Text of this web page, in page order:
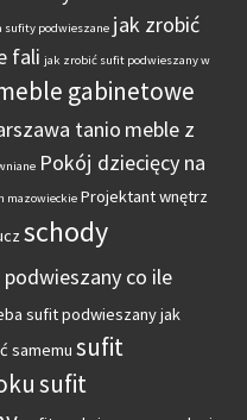
sufity podwieszane jak zrobić
fali jak zrobić sufit podwieszany w
gabinetowe
tanio meble z
Pokój dziecięcy na
mazowieckie Projektant wnętrz
schody
co ile
sufit podwieszany jak
samemu sufit
sufit